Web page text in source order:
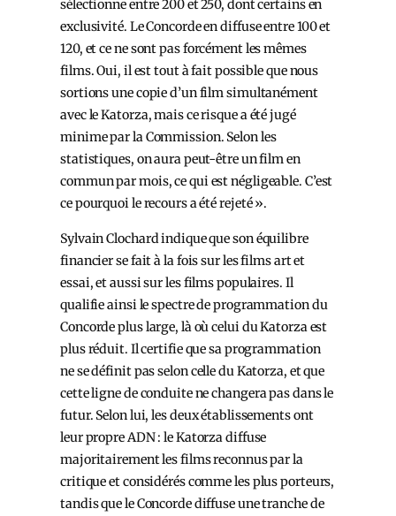
sélectionne entre 200 et 250, dont certains en
exclusivité. Le Concorde en diffuse entre 100 et
120, et ce ne sont pas forcément les mêmes
films. Oui, il est tout à fait possible que nous
sortions une copie d’un film simultanément
avec le Katorza, mais ce risque a été jugé
minime par la Commission. Selon les
statistiques, on aura peut-être un film en
commun par mois, ce qui est négligeable. C’est
ce pourquoi le recours a été rejeté ».
Sylvain Clochard indique que son équilibre
financier se fait à la fois sur les films art et
essai, et aussi sur les films populaires. Il
qualifie ainsi le spectre de programmation du
Concorde plus large, là où celui du Katorza est
plus réduit. Il certifie que sa programmation
ne se définit pas selon celle du Katorza, et que
cette ligne de conduite ne changera pas dans le
futur. Selon lui, les deux établissements ont
leur propre ADN : le Katorza diffuse
majoritairement les films reconnus par la
critique et considérés comme les plus porteurs,
tandis que le Concorde diffuse une tranche de